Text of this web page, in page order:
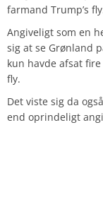
farmand Trump’s
Angiveligt som en
sig at se Grønland
kun havde afsat
fly.
Det viste sig da
end oprindeligt